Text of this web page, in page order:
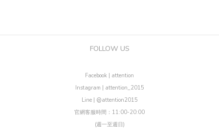
FOLLOW US
Facebook | attention
Instagram | attention_2015
Line | @attention2015
官網客服時間：11:00-20:00
(週一至週日)